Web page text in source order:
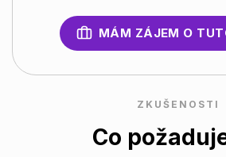
MÁM ZÁJEM O
ZKUŠENOSTI
Co